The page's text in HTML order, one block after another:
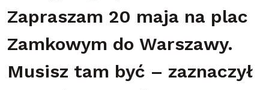
Zapraszam 20 maja na plac
Zamkowym do Warszawy.
Musisz tam być – zaznaczył